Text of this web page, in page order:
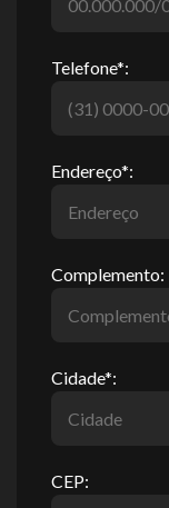
Telefone*:
Endereço*:
Complemento:
Cidade*:
CEP: